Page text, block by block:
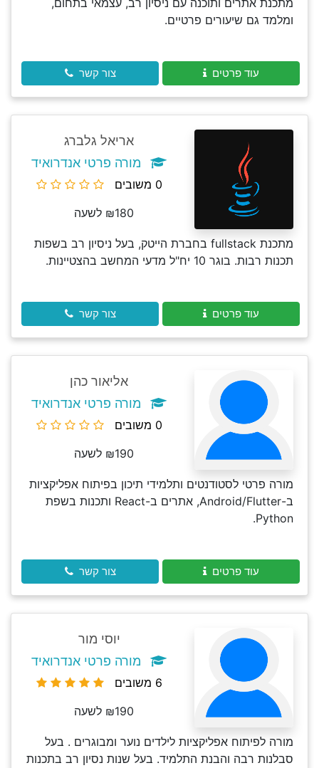
מתכנת אתרים ותוכנה עם ניסיון רב, עצמאי בתחום,
ומלמד גם שיעורים פרטיים.
עוד פרטים צור קשר
אריאל גלברג
מורה פרטי אנדרואיד
0 משובים
₪180 לשעה
מתכנת fullstack בחברת הייטק, בעל ניסיון רב בשפות
תכנות רבות. בוגר 10 יח"ל מדעי המחשב בהצטיינות.
עוד פרטים צור קשר
אליאור כהן
מורה פרטי אנדרואיד
0 משובים
₪190 לשעה
מורה פרטי לסטודנטים ותלמידי תיכון בפיתוח אפליקציות
ב-Android/Flutter, אתרים ב-React ותכנות בשפת
Python.
עוד פרטים צור קשר
יוסי מור
מורה פרטי אנדרואיד
6 משובים
₪190 לשעה
מורה לפיתוח אפליקציות לילדים נוער ומבוגרים . בעל
סבלנות רבה והבנת התלמיד. בעל שנות נסיון רב בתכנות